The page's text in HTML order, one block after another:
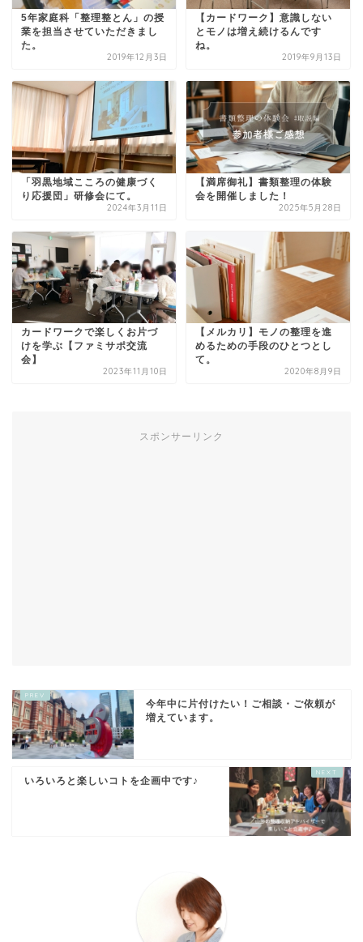
5年家庭科「整理整とん」の授
業を担当させていただきまし
た。
2019年12月3日
【カードワーク】意識しない
とモノは増え続けるんです
ね。
2019年9月13日
「羽黒地域こころの健康づく
り応援団」研修会にて。
2024年3月11日
【満席御礼】書類整理の体験
会を開催しました！
2025年5月28日
カードワークで楽しくお片づ
けを学ぶ【ファミサポ交流
会】
2023年11月10日
【メルカリ】モノの整理を進
めるための手段のひとつとし
て。
2020年8月9日
スポンサーリンク
今年中に片付けたい！ご相談・ご依頼が
増えています。
いろいろと楽しいコトを企画中です♪